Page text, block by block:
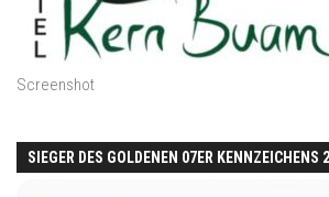
Screenshot
SIEGER DES GOLDENEN 07ER KENNZEICHENS